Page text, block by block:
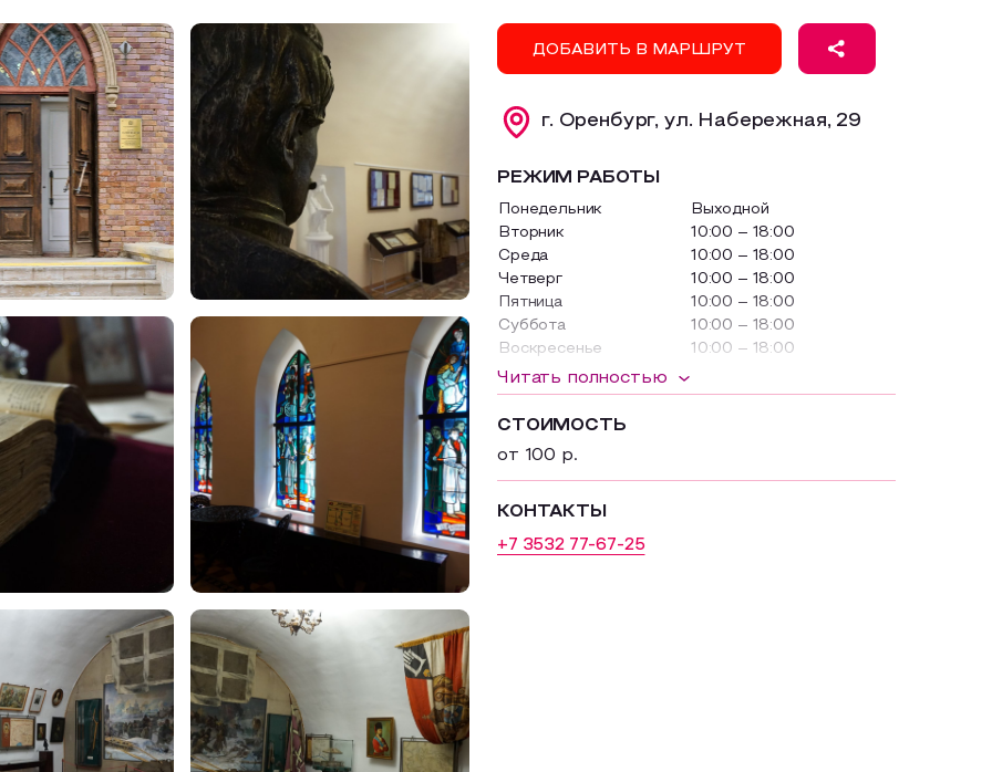
ДОБАВИТЬ В МАРШРУТ
г. Оренбург, ул. Набережная, 29
РЕЖИМ РАБОТЫ
Понедельник
Выходной
Вторник
10:00 – 18:00
Среда
10:00 – 18:00
Четверг
10:00 – 18:00
Пятница
10:00 – 18:00
Суббота
10:00 – 18:00
Воскресенье
10:00 – 18:00
Читать полностью
СТОИМОСТЬ
от 100 р.
КОНТАКТЫ
+7 3532 77-67-25